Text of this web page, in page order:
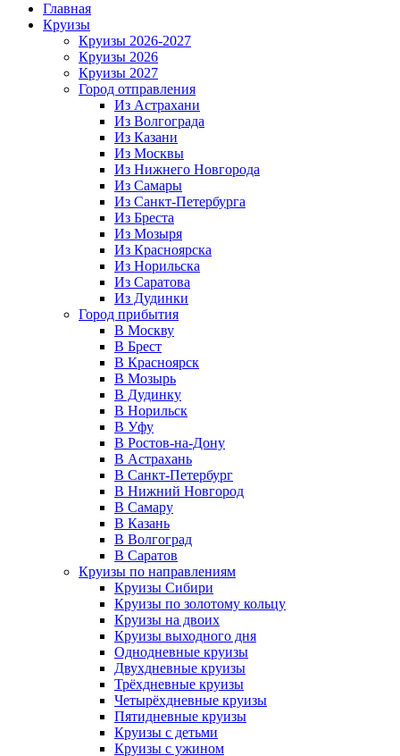
Главная
Круизы
Круизы 2026-2027
Круизы 2026
Круизы 2027
Город отправления
Из Астрахани
Из Волгограда
Из Казани
Из Москвы
Из Нижнего Новгорода
Из Самары
Из Санкт-Петербурга
Из Бреста
Из Мозыря
Из Красноярска
Из Норильска
Из Саратова
Из Дудинки
Город прибытия
В Москву
В Брест
В Красноярск
В Мозырь
В Дудинку
В Норильск
В Уфу
В Ростов-на-Дону
В Астрахань
В Санкт-Петербург
В Нижний Новгород
В Самару
В Казань
В Волгоград
В Саратов
Круизы по направлениям
Круизы Сибири
Круизы по золотому кольцу
Круизы на двоих
Круизы выходного дня
Однодневные круизы
Двухдневные круизы
Трёхдневные круизы
Четырёхдневные круизы
Пятидневные круизы
Круизы с детьми
Круизы с ужином